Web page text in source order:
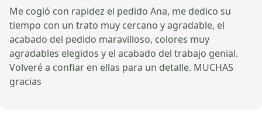
Me cogió con rapidez el pedido Ana, me dedico su
tiempo con un trato muy cercano y agradable, el
acabado del pedido maravilloso, colores muy
agradables elegidos y el acabado del trabajo genial.
Volveré a confiar en ellas para un detalle. MUCHAS
gracias